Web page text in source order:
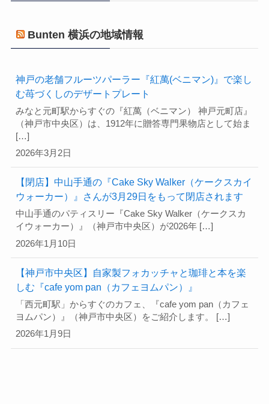
Bunten 横浜の地域情報
神戸の老舗フルーツパーラー『紅萬(ベニマン)』で楽し
む苺づくしのデザートプレート
2026年3月2日
みなと元町駅からすぐの『紅萬（ベニマン） 神戸元町店』
（神戸市中央区）は、1912年に贈答専門果物店として始ま
[…]
【閉店】中山手通の『Cake Sky Walker（ケークスカイ
ウォーカー）』さんが3月29日をもって閉店されます
2026年1月10日
中山手通のパティスリー『Cake Sky Walker（ケークスカ
イウォーカー）』（神戸市中央区）が2026年 […]
【神戸市中央区】自家製フォカッチャと珈琲と本を楽
しむ『cafe yom pan（カフェヨムパン）』
2026年1月9日
「西元町駅」からすぐのカフェ、『cafe yom pan（カフェ
ヨムパン）』（神戸市中央区）をご紹介します。 […]